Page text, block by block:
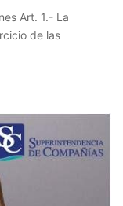
Art. 1.- La
de las